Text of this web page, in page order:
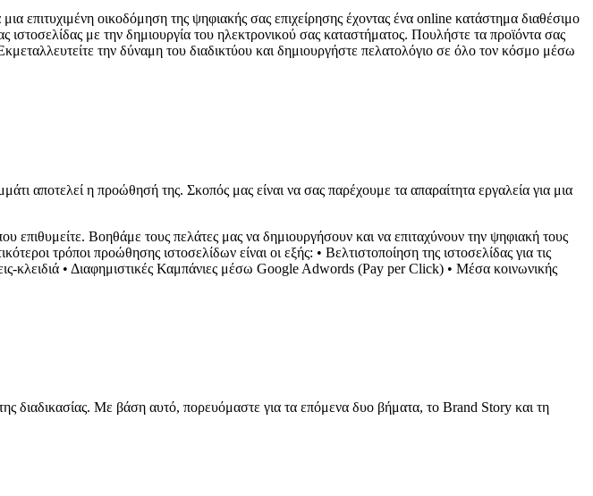
επιτυχιμένη οικοδόμηση της ψηφιακής σας επιχείρησης έχοντας ένα online κατάστημα διαθέσιμο
με την δημιουργία του ηλεκτρονικού σας καταστήματος. Πουλήστε τα προϊόντα σας
την δύναμη του διαδικτύου και δημιουργήστε πελατολόγιο σε όλο τον κόσμο μέσω
αποτελεί η προώθησή της. Σκοπός μας είναι να σας παρέχουμε τα απαραίτητα εργαλεία για μια
επιθυμείτε. Βοηθάμε τους πελάτες μας να δημιουργήσουν και να επιταχύνουν την ψηφιακή τους
τρόποι προώθησης ιστοσελίδων είναι οι εξής: • Βελτιστοποίηση της ιστοσελίδας για τις
κλειδιά • Διαφημιστικές Καμπάνιες μέσω Google Adwords (Pay per Click) • Μέσα κοινωνικής
διαδικασίας. Με βάση αυτό, πορευόμαστε για τα επόμενα δυο βήματα, το Brand Story και τη